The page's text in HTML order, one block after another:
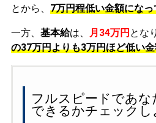
とから、 7万円程低い金額にな
一方、 基本給は、 月34万円 とな
の37万円よりも3万円ほど低い
フルスピードであ
できるかチェックし